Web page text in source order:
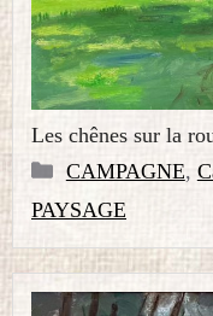
Les chênes sur la
Catégories
CAMPAGNE,
PAYSAGE